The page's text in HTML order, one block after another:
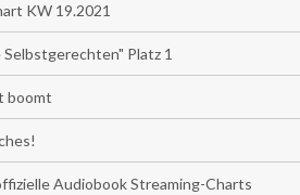
KW 19.2021
Platz 1
boomt
Audiobook Streaming-Charts